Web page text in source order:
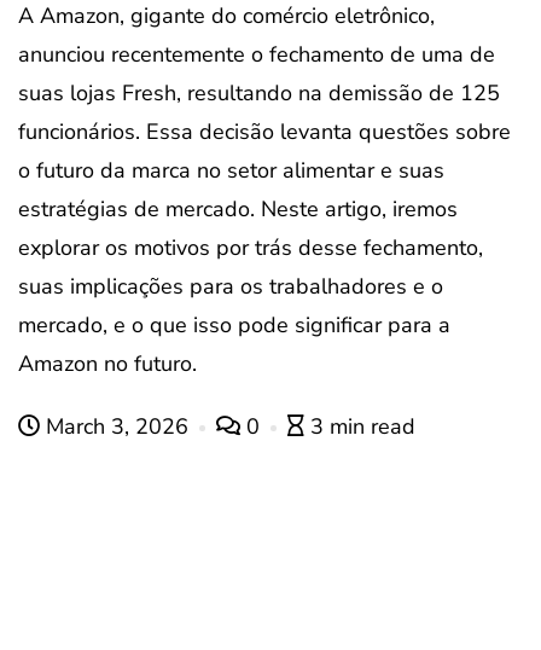
A Amazon, gigante do comércio eletrônico,
anunciou recentemente o fechamento de uma de
suas lojas Fresh, resultando na demissão de 125
funcionários. Essa decisão levanta questões sobre
o futuro da marca no setor alimentar e suas
estratégias de mercado. Neste artigo, iremos
explorar os motivos por trás desse fechamento,
suas implicações para os trabalhadores e o
mercado, e o que isso pode significar para a
Amazon no futuro.
March 3, 2026 0 3 min read